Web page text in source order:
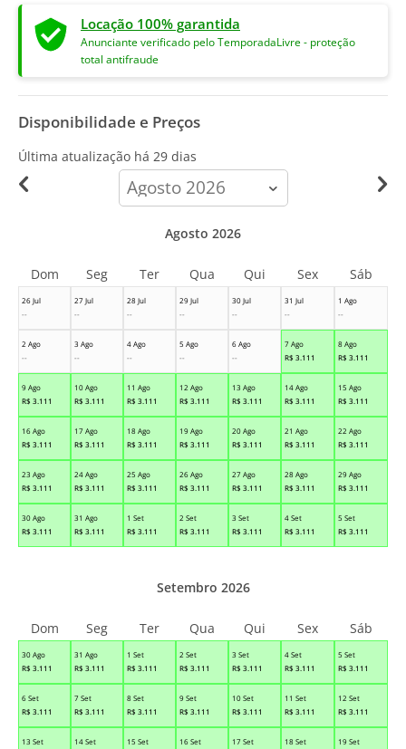
Locação 100% garantida
Anunciante verificado pelo TemporadaLivre - proteção
total antifraude
Disponibilidade e Preços
Última atualização há 29 dias
calendar-
month
26 Jul
--
27 Jul
--
28 Jul
--
29 Jul
--
30 Jul
--
31 Jul
--
1 Ago
--
2 Ago
--
3 Ago
--
4 Ago
--
5 Ago
--
6 Ago
--
7 Ago
R$ 3.111
8 Ago
R$ 3.111
9 Ago
R$ 3.111
10 Ago
R$ 3.111
11 Ago
R$ 3.111
12 Ago
R$ 3.111
13 Ago
R$ 3.111
14 Ago
R$ 3.111
15 Ago
R$ 3.111
16 Ago
R$ 3.111
17 Ago
R$ 3.111
18 Ago
R$ 3.111
19 Ago
R$ 3.111
20 Ago
R$ 3.111
21 Ago
R$ 3.111
22 Ago
R$ 3.111
23 Ago
R$ 3.111
24 Ago
R$ 3.111
25 Ago
R$ 3.111
26 Ago
R$ 3.111
27 Ago
R$ 3.111
28 Ago
R$ 3.111
29 Ago
R$ 3.111
30 Ago
R$ 3.111
31 Ago
R$ 3.111
1 Set
R$ 3.111
2 Set
R$ 3.111
3 Set
R$ 3.111
4 Set
R$ 3.111
5 Set
R$ 3.111
Agosto 2026
Dom Seg Ter Qua Qui Sex Sáb
30 Ago
R$ 3.111
31 Ago
R$ 3.111
1 Set
R$ 3.111
2 Set
R$ 3.111
3 Set
R$ 3.111
4 Set
R$ 3.111
5 Set
R$ 3.111
6 Set
R$ 3.111
7 Set
R$ 3.111
8 Set
R$ 3.111
9 Set
R$ 3.111
10 Set
R$ 3.111
11 Set
R$ 3.111
12 Set
R$ 3.111
13 Set
14 Set
15 Set
16 Set
17 Set
18 Set
19 Set
Setembro 2026
Dom Seg Ter Qua Qui Sex Sáb